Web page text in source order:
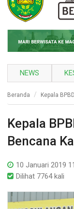
NEWS
Beranda Kepala
Kepala
Bencana
10 Januari 2019
Dilihat 7764 kali